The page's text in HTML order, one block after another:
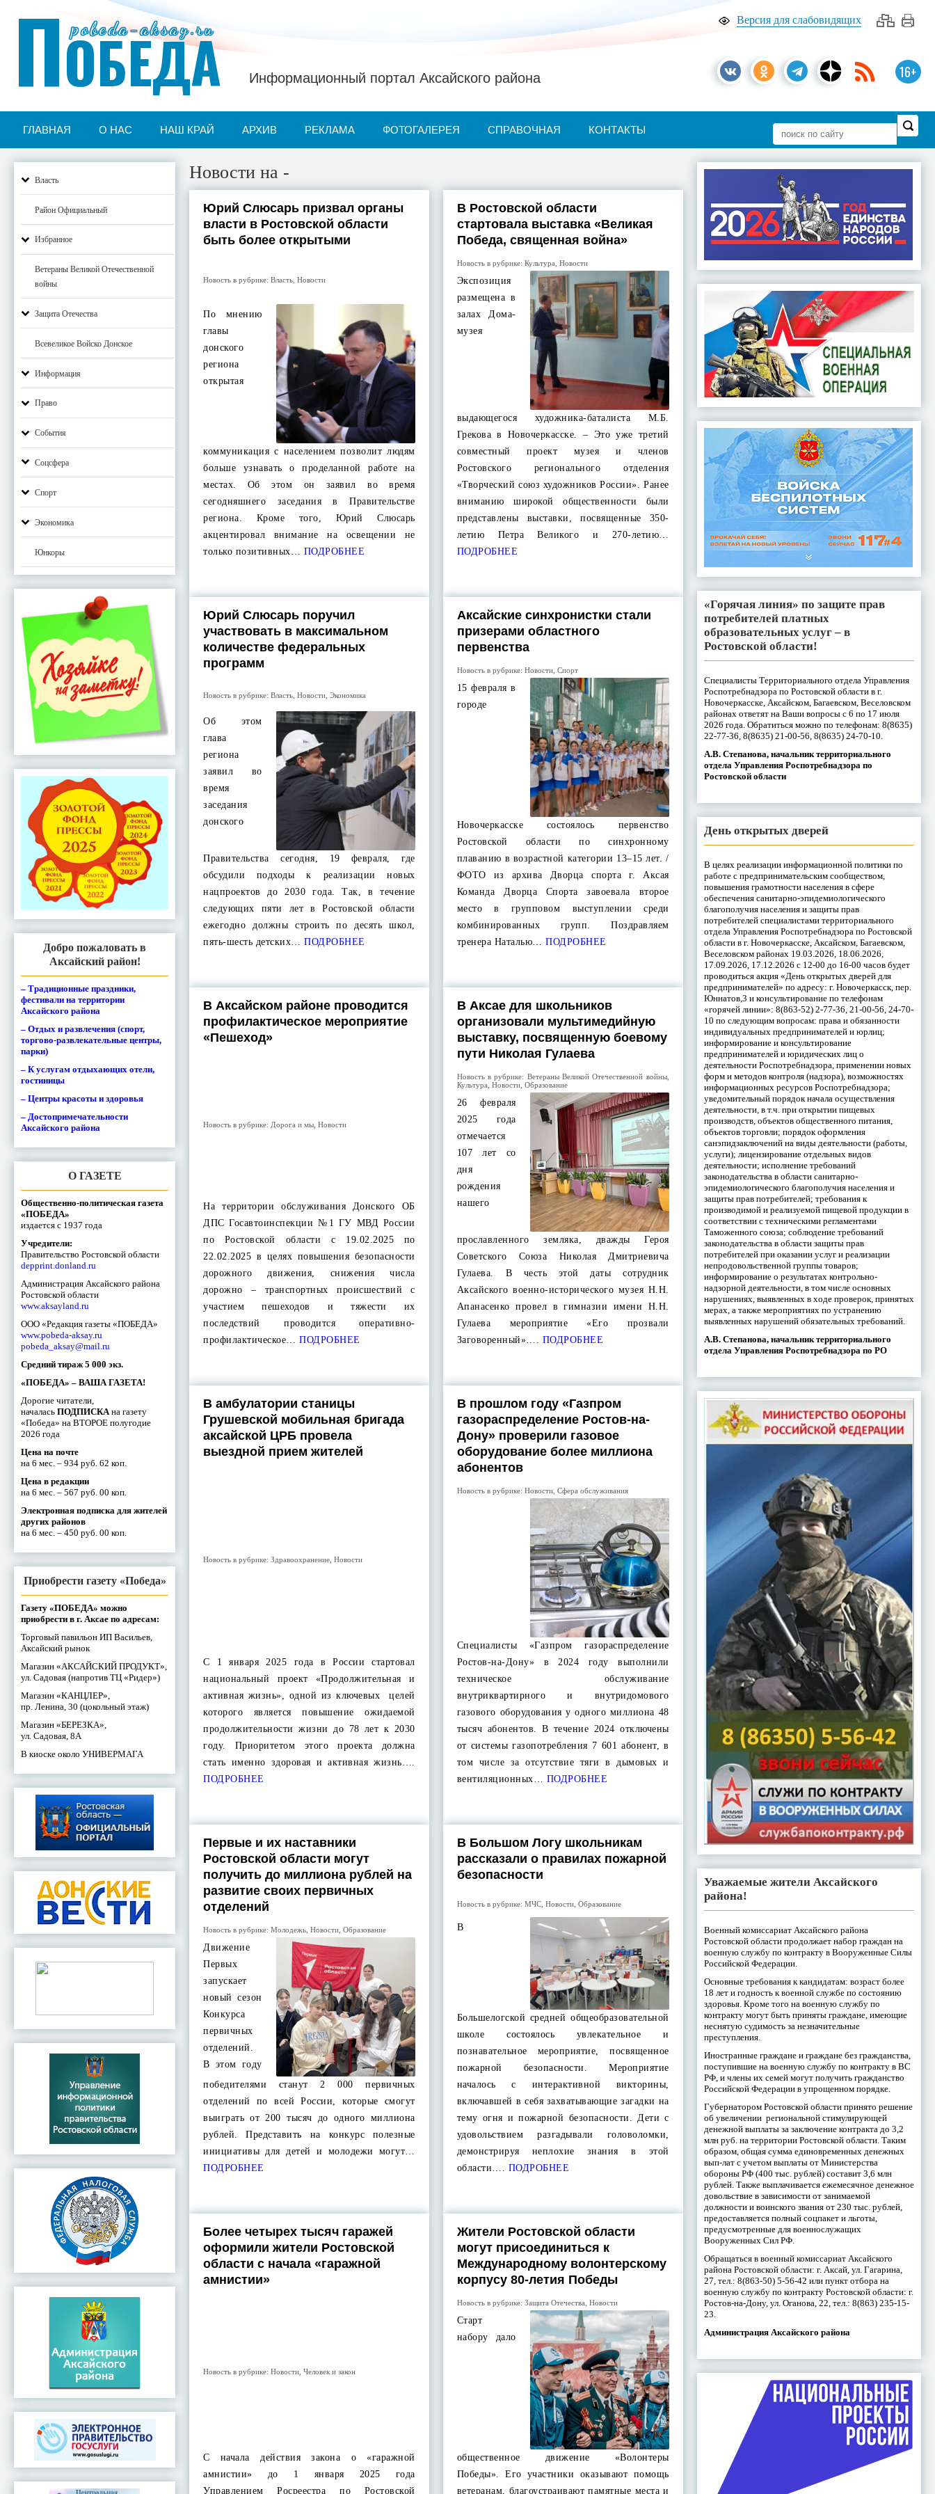
Версия для слабовидящих
16+
pobeda-aksay.ru
ПОБЕДА Информационный портал Аксайского района
ГЛАВНАЯ О НАС НАШ КРАЙ АРХИВ РЕКЛАМА ФОТОГАЛЕРЕЯ СПРАВОЧНАЯ КОНТАКТЫ
Власть
Район Официальный
Избранное
Ветераны Великой Отечественной
войны
Защита Отечества
Всевеликое Войско Донское
Информация
Право
События
Соцсфера
Спорт
Экономика
Юнкоры
Добро пожаловать в
Аксайский район!
– Традиционные праздники,
фестивали на территории
Аксайского района
– Отдых и развлечения (спорт,
торгово-развлекательные центры,
парки)
– К услугам отдыхающих отели,
гостиницы
– Центры красоты и здоровья
– Достопримечательности
Аксайского района
О ГАЗЕТЕ
Общественно-политическая газета
«ПОБЕДА»
издается с 1937 года
Учредители:
Правительство Ростовской области
depprint.donland.ru
Администрация Аксайского района
Ростовской области
www.aksayland.ru
ООО «Редакция газеты «ПОБЕДА»
www.pobeda-aksay.ru
pobeda_aksay@mail.ru
Средний тираж 5 000 экз.
«ПОБЕДА» – ВАША ГАЗЕТА!
Дорогие читатели,
началась ПОДПИСКА на газету
«Победа» на ВТОРОЕ полугодие
2026 года
Цена на почте
на 6 мес. – 934 руб. 62 коп.
Цена в редакции
на 6 мес. – 567 руб. 00 коп.
Электронная подписка для жителей
других районов
на 6 мес. – 450 руб. 00 коп.
Приобрести газету «Победа»
Газету «ПОБЕДА» можно
приобрести в г. Аксае по адресам:
Торговый павильон ИП Васильев,
Аксайский рынок
Магазин «АКСАЙСКИЙ ПРОДУКТ»,
ул. Садовая (напротив ТЦ «Ридер»)
Магазин «КАНЦЛЕР»,
пр. Ленина, 30 (цокольный этаж)
Магазин «БЕРЕЗКА»,
ул. Садовая, 8А
В киоске около УНИВЕРМАГА
Новости на -
Юрий Слюсарь призвал органы
власти в Ростовской области
быть более открытыми
Новость в рубрике:Власть ,Новости
По мнению
главы
донского
региона
открытая
коммуникация с населением позволит людям
больше узнавать о проделанной работе на
местах. Об этом он заявил во время
сегодняшнего заседания в Правительстве
региона. Кроме того, Юрий Слюсарь
акцентировал внимание на освещении не
только позитивных… ПОДРОБНЕЕ
В Ростовской области
стартовала выставка «Великая
Победа, священная война»
Новость в рубрике: Культура Новости
Экспозиция
размещена в
залах Дома-
музея
выдающегося художника-баталиста М.Б.
Грекова в Новочеркасске. – Это уже третий
совместный проект музея и членов
Ростовского регионального отделения
«Творческий союз художников России». Ранее
вниманию широкой общественности были
представлены выставки, посвященные 350-
летию Петра Великого и 270-летию…
ПОДРОБНЕЕ
Юрий Слюсарь поручил
участвовать в максимальном
количестве федеральных
программ
Новость в рубрике:Власть ,Новости ,Экономика
Об этом
глава
региона
заявил во
время
заседания
донского
Правительства сегодня, 19 февраля, где
обсудили подходы к реализации новых
нацпроектов до 2030 года. Так, в течение
следующих пяти лет в Ростовской области
ежегодно должны строить по десять школ,
пять-шесть детских… ПОДРОБНЕЕ
Аксайские синхронистки стали
призерами областного
первенства
Новость в рубрике: Новости, Спорт
15 февраля в
городе
Новочеркасске состоялось первенство
Ростовской области по синхронному
плаванию в возрастной категории 13–15 лет. /
ФОТО из архива Дворца спорта г. Аксая
Команда Дворца Спорта завоевала второе
место в групповом выступлении среди
комбинированных групп. Поздравляем
тренера Наталью… ПОДРОБНЕЕ
В Аксайском районе проводится
профилактическое мероприятие
«Пешеход»
Новость в рубрике: Дорога и мы ,Новости
На территории обслуживания Донского ОБ
ДПС Госавтоинспекции №1 ГУ МВД России
по Ростовской области с 19.02.2025 по
22.02.2025 в целях повышения безопасности
дорожного движения, снижения числа
дорожно – транспортных происшествий с
участием пешеходов и тяжести их
последствий проводится оперативно-
профилактическое… ПОДРОБНЕЕ
В Аксае для школьников
организовали мультимедийную
выставку, посвященную боевому
пути Николая Гулаева
Новость в рубрике: Ветераны Великой Отечественной войны,
Культура Новости, Образование
26 февраля
2025 года
отмечается
107 лет со
дня
рождения
нашего
прославленного земляка, дважды Героя
Советского Союза Николая Дмитриевича
Гулаева. В честь этой даты сотрудник
Аксайского военно-исторического музея Н.Н.
Апанасенко провел в гимназии имени Н.Н.
Гулаева мероприятие «Его прозвали
Заговоренный»…. ПОДРОБНЕЕ
В амбулатории станицы
Грушевской мобильная бригада
аксайской ЦРБ провела
выездной прием жителей
Новость в рубрике:Здравоохранение ,Новости
С 1 января 2025 года в России стартовал
национальный проект «Продолжительная и
активная жизнь», одной из ключевых целей
которого является повышение ожидаемой
продолжительности жизни до 78 лет к 2030
году. Приоритетом этого проекта должна
стать именно здоровая и активная жизнь….
ПОДРОБНЕЕ
В прошлом году «Газпром
газораспределение Ростов-на-
Дону» проверили газовое
оборудование более миллиона
абонентов
Новость в рубрике: Новости, Сфера обслуживания
Специалисты «Газпром газораспределение
Ростов-на-Дону» в 2024 году выполнили
техническое обслуживание
внутриквартирного и внутридомового
газового оборудования у одного миллиона 48
тысяч абонентов. В течение 2024 отключены
от системы газопотребления 7 601 абонент, в
том числе за отсутствие тяги в дымовых и
вентиляционных… ПОДРОБНЕЕ
Первые и их наставники
Ростовской области могут
получить до миллиона рублей на
развитие своих первичных
отделений
Новость в рубрике:Молодежь ,Новости ,Образование
Движение
Первых
запускает
новый сезон
Конкурса
первичных
отделений.
В этом году
победителями станут 2 000 первичных
отделений по всей России, которые смогут
выиграть от 200 тысяч до одного миллиона
рублей. Представить на конкурс полезные
инициативы для детей и молодежи могут…
ПОДРОБНЕЕ
В Большом Логу школьникам
рассказали о правилах пожарной
безопасности
Новость в рубрике: МЧС, Новости, Образование
В
Большелогской средней общеобразовательной
школе состоялось увлекательное и
познавательное мероприятие, посвященное
пожарной безопасности. Мероприятие
началось с интерактивной викторины,
включавшей в себя захватывающие загадки на
тему огня и пожарной безопасности. Дети с
удовольствием разгадывали головоломки,
демонстрируя неплохие знания в этой
области…. ПОДРОБНЕЕ
Более четырех тысяч гаражей
оформили жители Ростовской
области с начала «гаражной
амнистии»
Новость в рубрике:Новости ,Человек и закон
С начала действия закона о «гаражной
амнистии» до 1 января 2025 года
Управлением Росреестра по Ростовской
Жители Ростовской области
могут присоединиться к
Международному волонтерскому
корпусу 80-летия Победы
Новость в рубрике: Защита Отечества Новости
Старт
набору дало
общественное движение «Волонтеры
Победы». Его участники оказывают помощь
ветеранам, благоустраивают памятные места и
«Горячая линия» по защите прав
потребителей платных
образовательных услуг – в
Ростовской области!
Специалисты Территориального отдела Управления
Роспотребнадзора по Ростовской области в г.
Новочеркасске, Аксайском, Багаевском, Веселовском
районах ответят на Ваши вопросы с 6 по 17 июля
2026 года. Обратиться можно по телефонам: 8(8635)
22-77-36, 8(8635) 21-00-56, 8(8635) 24-70-10.
А.В. Степанова, начальник территориального
отдела Управления Роспотребнадзора по
Ростовской области
День открытых дверей
В целях реализации информационной политики по
работе с предпринимательским сообществом,
повышения грамотности населения в сфере
обеспечения санитарно-эпидемиологического
благополучия населения и защиты прав
потребителей специалистами территориального
отдела Управления Роспотребнадзора по Ростовской
области в г. Новочеркасске, Аксайском, Багаевском,
Веселовском районах 19.03.2026, 18.06.2026,
17.09.2026, 17.12.2026 с 12-00 до 16-00 часов будет
проводиться акция «День открытых дверей для
предпринимателей» по адресу: г. Новочеркасск, пер.
Юннатов,3 и консультирование по телефонам
«горячей линии»: 8(863-52) 2-77-36, 21-00-56, 24-70-
10 по следующим вопросам: права и обязанности
индивидуальных предпринимателей и юрлиц;
информирование и консультирование
предпринимателей и юридических лиц о
деятельности Роспотребнадзора, применении новых
форм и методов контроля (надзора), возможностях
информационных ресурсов Роспотребнадзора;
уведомительный порядок начала осуществления
деятельности, в т.ч. при открытии пищевых
производств, объектов общественного питания,
объектов торговли; порядок оформления
санэпидзаключений на виды деятельности (работы,
услуги); лицензирование отдельных видов
деятельности; исполнение требований
законодательства в области санитарно-
эпидемиологического благополучия населения и
защиты прав потребителей; требования к
производимой и реализуемой пищевой продукции в
соответствии с техническими регламентами
Таможенного союза; соблюдение требований
законодательства в области защиты прав
потребителей при оказании услуг и реализации
непродовольственной группы товаров;
информирование о результатах контрольно-
надзорной деятельности, в том числе основных
нарушениях, выявленных в ходе проверок, принятых
мерах, а также мероприятиях по устранению
выявленных нарушений обязательных требований.
А.В. Степанова, начальник территориального
отдела Управления Роспотребнадзора по РО
Уважаемые жители Аксайского
района!
Военный комиссариат Аксайского района
Ростовской области продолжает набор граждан на
военную службу по контракту в Вооруженные Силы
Российской Федерации.
Основные требования к кандидатам: возраст более
18 лет и годность к военной службе по состоянию
здоровья. Кроме того на военную службу по
контракту могут быть приняты граждане, имеющие
неснятую судимость за незначительные
преступления.
Иностранные граждане и граждане без гражданства,
поступившие на военную службу по контракту в ВС
РФ, и члены их семей могут получить гражданство
Российской Федерации в упрощенном порядке.
Губернатором Ростовской области принято решение
об увеличении региональной стимулирующей
денежной выплаты за заключение контракта до 3,2
млн руб. на территории Ростовской области. Таким
образом, общая сумма единовременных денежных
вып-лат с учетом выплаты от Министерства
обороны РФ (400 тыс. рублей) составит 3,6 млн
рублей. Также выплачивается ежемесячное денежное
довольствие в зависимости от занимаемой
должности и воинского звания от 230 тыс. рублей,
предоставляется полный соцпакет и льготы,
предусмотренные для военнослужащих
Вооруженных Сил РФ.
Обращаться в военный комиссариат Аксайского
района Ростовской области: г. Аксай, ул. Гагарина,
27, тел.: 8(863-50) 5-56-42 или пункт отбора на
военную службу по контракту Ростовской области: г.
Ростов-на-Дону, ул. Оганова, 22, тел.: 8(863) 235-15-
23.
Администрация Аксайского района